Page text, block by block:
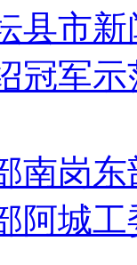
县市新
冠军示
南岗东
阿城工